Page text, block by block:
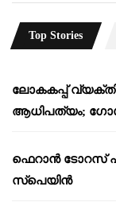
Top Stories
ലോകകപ്പ്
ആധിപത്യം;
ഫെറാൻ ടോറസ്
സ്പെയിൻ